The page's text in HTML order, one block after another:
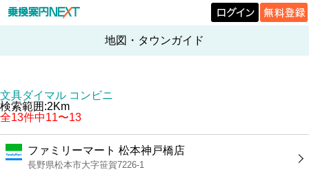
地図・タウンガイド
文具ダイマル コンビニ
検索範囲:2Km
全13件中11〜13
ファミリーマート 松本神戸橋店
長野県松本市大字笹賀7226-1